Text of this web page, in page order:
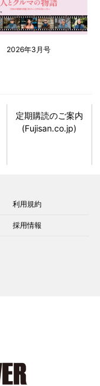
2026年3月号
定期購読のご案内
(Fujisan.co.jp)
利用規約
採用情報